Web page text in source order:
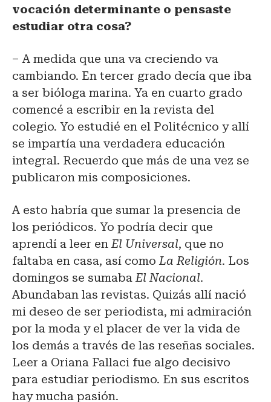
vocación determinante o pensaste
estudiar otra cosa?
– A medida que una va creciendo va
cambiando. En tercer grado decía que iba
a ser bióloga marina. Ya en cuarto grado
comencé a escribir en la revista del
colegio. Yo estudié en el Politécnico y allí
se impartía una verdadera educación
integral. Recuerdo que más de una vez se
publicaron mis composiciones.
A esto habría que sumar la presencia de
los periódicos. Yo podría decir que
aprendí a leer enEl Universal, que no
faltaba en casa, así comoLa Religión. Los
domingos se sumabaEl Nacional.
Abundaban las revistas. Quizás allí nació
mi deseo de ser periodista, mi admiración
por la moda y el placer de ver la vida de
los demás a través de las reseñas sociales.
Leer a Oriana Fallaci fue algo decisivo
para estudiar periodismo. En sus escritos
hay mucha pasión.